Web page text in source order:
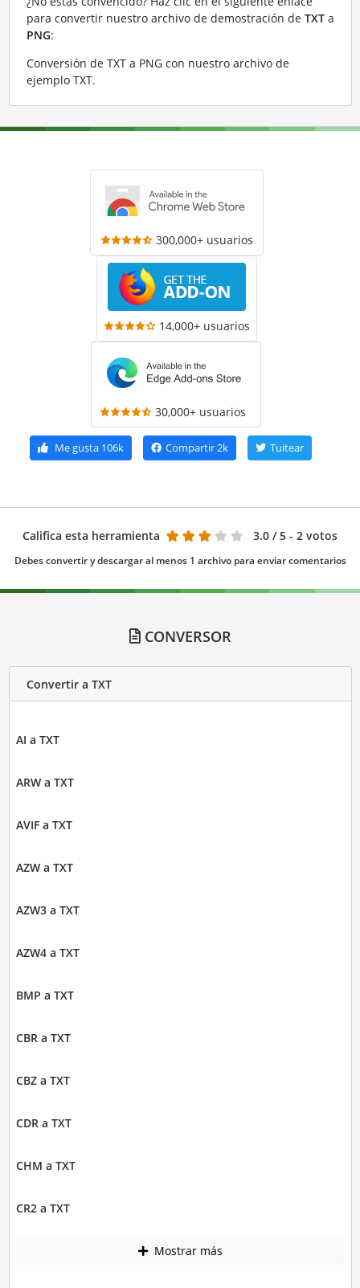
para convertir nuestro archivo de demostración de TXTa
PNG:
Conversión de TXT a PNG con nuestro archivo de
ejemplo TXT.
300,000+ usuarios
14,000+ usuarios
30,000+ usuarios
Me gusta106k Compartir2k Tuitear
Califica esta herramienta 3.0 / 5 - 2 votos
Debes convertir y descargar al menos 1 archivo para enviar comentarios
CONVERSOR
Convertir a TXT
AI a TXT
ARW a TXT
AVIF a TXT
AZW a TXT
AZW3 a TXT
AZW4 a TXT
BMP a TXT
CBR a TXT
CBZ a TXT
CDR a TXT
CHM a TXT
CR2 a TXT
Mostrar más